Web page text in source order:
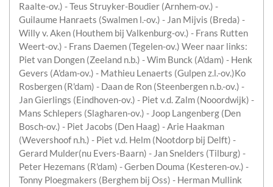
Raalte-ov.) - Teus Struyker-Boudier (Arnhem-ov.) -
Guilaume Hanraets (Swalmen l.-ov.) - Jan Mijvis (Breda) -
Willy v. Aken (Houthem bij Valkenburg-ov.) - Frans Rutten
Weert-ov.) - Frans Daemen (Tegelen-ov.) Weer naar links:
Piet van Dongen (Zeeland n.b.) - Wim Bunck (A'dam) - Henk
Gevers (A'dam-ov.) - Mathieu Lenaerts (Gulpen z.l.-ov.)Ko
Rosbergen (R'dam) - Daan de Ron (Steenbergen n.b.-ov.) -
Jan Gierlings (Eindhoven-ov.) - Piet v.d. Zalm (Nooordwijk) -
Mans Schlepers (Slagharen-ov.) - Joop Langenberg (Den
Bosch-ov.) - Piet Jacobs (Den Haag) - Arie Haakman
(Wevershoof n.h.) - Piet v.d. Helm (Nootdorp bij Delft) -
Gerard Mulder(nu Evers-Baarn) - Jan Snelders (Tilburg) -
Peter Hezemans (R'dam) - Gerben Douma (Kesteren-ov.) -
Tonny Ploegmakers (Berghem bij Oss) - Herman Mullink